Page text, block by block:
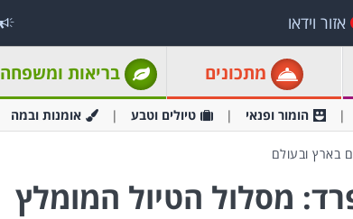
אזור וידאו
מתכונים בריאות ומשפחה
הומור ופנאי טיולים וטבע אומנות ובמה
בארץ ובעולם
מסלול הטיול המומלץ